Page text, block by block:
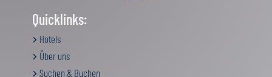
Quicklinks:
Hotels
Über uns
Suchen & Buchen